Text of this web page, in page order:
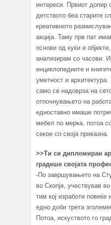
интереси. Првиот допир
детството беа старите
креативното
акција. Таму прв пат
основи од куќи и
анализирам со часови.
енциклопедиите и
уметност и
само се надоврза на
отпочнувањето на
едноставно имаше
мебел по мерка, потоа
секое со своја приказна.
>>Ти си дипломиран
градеше својата
-По завршувањето на
во Скопје, учествував
тим кој изработи повеќе
едно доби трета
Потоа, искуството го